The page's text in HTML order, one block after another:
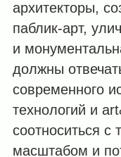
архитекторы,
паблик-арт,
и
должны
современного
технологий и
соотноситься с
масштабом и